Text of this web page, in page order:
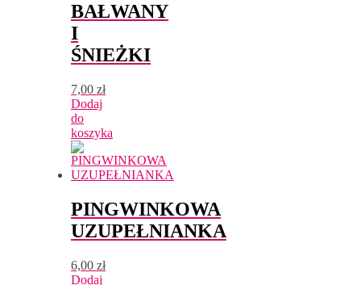
BAŁWANY
I
ŚNIEŻKI
7,00 zł
Dodaj
do
koszyka
PINGWINKOWA
UZUPEŁNIANKA
6,00 zł
Dodaj